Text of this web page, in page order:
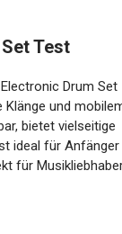
Test
Drum Set
und mobilem
bietet vielseitige
ideal für Anfänger
für Musikliebhaber